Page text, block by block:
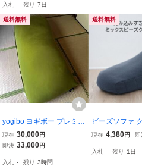
ニング AG22065 中古オ
フィス家具
入札 - 残り 7日
送料無料
yogibo ヨギボー プレミア
ム Max ビーズクッショ
ン ライムグリーン
現在 30,000円
即決 33,000円
入札 - 残り 3時間
送料無料
ビーズソファ
ソファ ビーズ
ト収納付き 三角
現在 4,380円 即
入札 - 残り 1日